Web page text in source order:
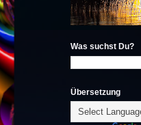
Was suchst Du?
Übersetzung